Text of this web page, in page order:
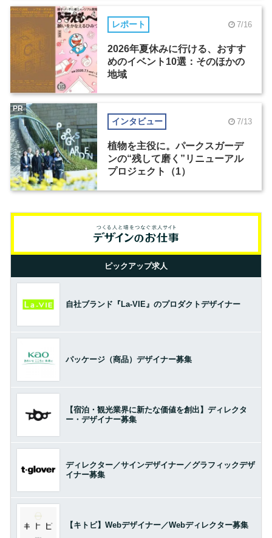
レポート 7/16
2026年夏休みに行ける、おすす
めのイベント10選：そのほかの
地域
インタビュー 7/13
植物を主役に。パークスガーデ
ンの“残して磨く”リニューアル
プロジェクト（1）
PR
ピックアップ求人
自社ブランド『La-VIE』のプロダクトデザイナー
パッケージ（商品）デザイナー募集
【宿泊・観光業界に新たな価値を創出】ディレクタ
ー・デザイナー募集
ディレクター／サインデザイナー／グラフィックデザ
イナー募集
【キトビ】Webデザイナー／Webディレクター募集